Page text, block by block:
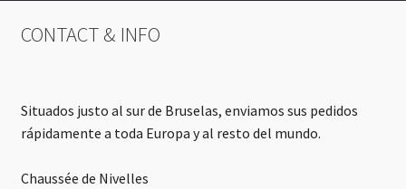
CONTACT & INFO
Situados justo al sur de Bruselas, enviamos sus pedidos
rápidamente a toda Europa y al resto del mundo.
Chaussée de Nivelles